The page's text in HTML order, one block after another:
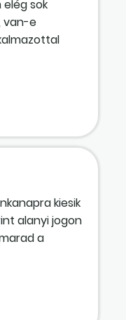
sok
van-e
kiesik
alanyi jogon
a